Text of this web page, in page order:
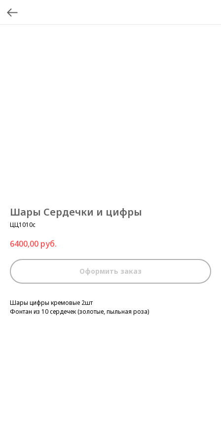
Шары Сердечки и цифры
ЦЦ1010с
6400,00 руб.
Оформить заказ
Шары цифры кремовые 2шт
Фонтан из 10 сердечек (золотые, пыльная роза)